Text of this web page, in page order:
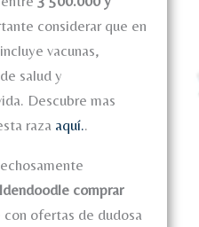
considerar que en
vacunas,
salud y
Descubre mas
raza aquí..
comprar
ofertas de dudosa